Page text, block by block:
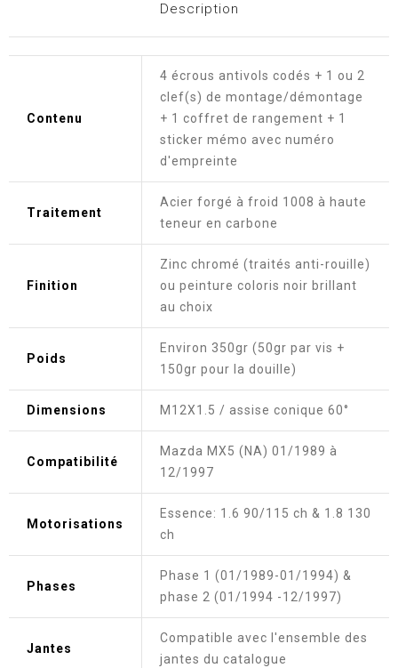
Description
Contenu
4 écrous antivols codés + 1 ou 2
clef(s) de montage/démontage
+ 1 coffret de rangement + 1
sticker mémo avec numéro
d'empreinte
Traitement
Acier forgé à froid 1008 à haute
teneur en carbone
Finition
Zinc chromé (traités anti-rouille)
ou peinture coloris noir brillant
au choix
Poids
Environ 350gr (50gr par vis +
150gr pour la douille)
Dimensions M12X1.5 / assise conique 60°
Compatibilité
Mazda MX5 (NA) 01/1989 à
12/1997
Motorisations
Essence: 1.6 90/115 ch & 1.8 130
ch
Phases
Phase 1 (01/1989-01/1994) &
phase 2 (01/1994 -12/1997)
Jantes
Compatible avec l'ensemble des
jantes du catalogue